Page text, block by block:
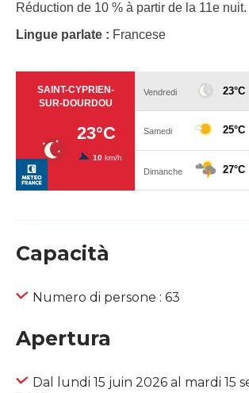
Réduction de 10 % à partir de la 11e nuit.
Lingue parlate : Francese
Capacità
Numero di persone : 63
Apertura
Dal lundi 15 juin 2026 al mardi 15